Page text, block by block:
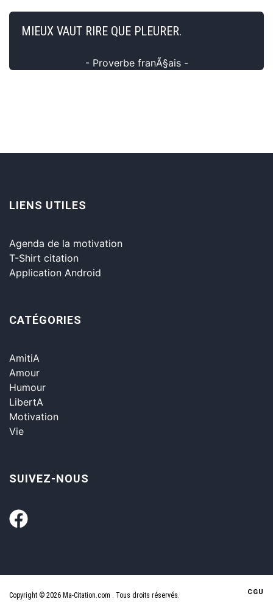
MIEUX VAUT RIRE QUE PLEURER.
- Proverbe franÃ§ais -
LIENS UTILES
Agenda de la motivation
T-Shirt citation
Application Android
CATÉGORIES
AmitiA
Amour
Humour
LibertA
Motivation
Vie
SUIVEZ-NOUS
Copyright © 2026 Ma-Citation.com . Tous droits réservés. CGU